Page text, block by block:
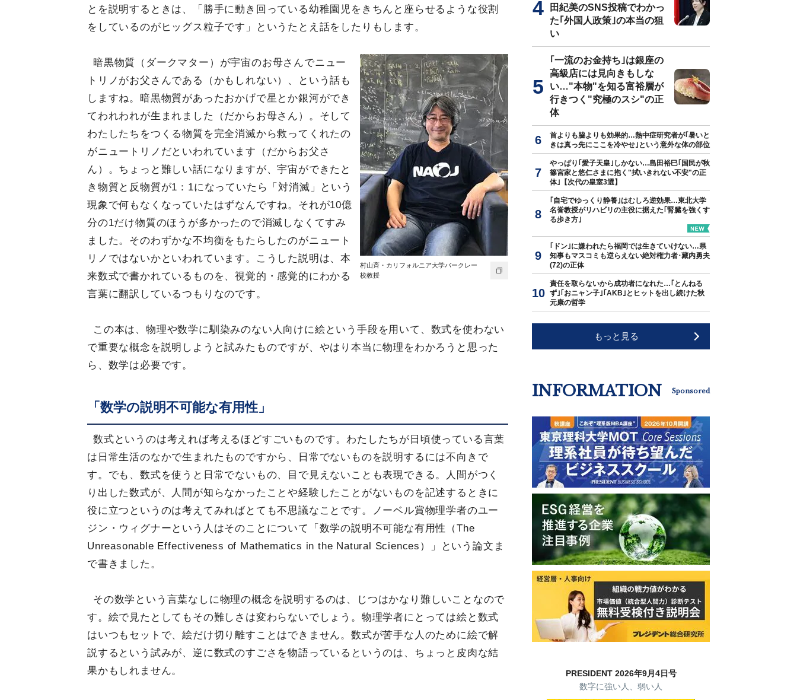
とを説明するときは、「勝手に動き回っている幼稚園児をきちんと座らせるような役割
をしているのがヒッグス粒子です」というたとえ話をしたりもします。
村山斉・カリフォルニア大学バークレー
校教授
暗黒物質（ダークマター）が宇宙のお母さんでニュー
トリノがお父さんである（かもしれない）、という話も
しますね。暗黒物質があったおかげで星とか銀河ができ
てわれわれが生まれました（だからお母さん）。そして
わたしたちをつくる物質を完全消滅から救ってくれたの
がニュートリノだといわれています（だからお父さ
ん）。ちょっと難しい話になりますが、宇宙ができたと
き物質と反物質が1：1になっていたら「対消滅」という
現象で何もなくなっていたはずなんですね。それが10億
分の1だけ物質のほうが多かったので消滅しなくてすみ
ました。そのわずかな不均衡をもたらしたのがニュート
リノではないかといわれています。こうした説明は、本
来数式で書かれているものを、視覚的・感覚的にわかる
言葉に翻訳しているつもりなのです。
この本は、物理や数学に馴染みのない人向けに絵という手段を用いて、数式を使わない
で重要な概念を説明しようと試みたものですが、やはり本当に物理をわかろうと思った
ら、数学は必要です。
「数学の説明不可能な有用性」
数式というのは考えれば考えるほどすごいものです。わたしたちが日頃使っている言葉
は日常生活のなかで生まれたものですから、日常でないものを説明するには不向きで
す。でも、数式を使うと日常でないもの、目で見えないことも表現できる。人間がつく
り出した数式が、人間が知らなかったことや経験したことがないものを記述するときに
役に立つというのは考えてみればとても不思議なことです。ノーベル賞物理学者のユー
ジン・ウィグナーという人はそのことについて「数学の説明不可能な有用性（The
Unreasonable Effectiveness of Mathematics in the Natural Sciences）」という論文ま
で書きました。
その数学という言葉なしに物理の概念を説明するのは、じつはかなり難しいことなので
す。絵で見たとしてもその難しさは変わらないでしょう。物理学者にとっては絵と数式
はいつもセットで、絵だけ切り離すことはできません。数式が苦手な人のために絵で解
説するという試みが、逆に数式のすごさを物語っているというのは、ちょっと皮肉な結
果かもしれません。
田紀美のSNS投稿でわかっ
た｢外国人政策｣の本当の狙
い
｢一流のお金持ち｣は銀座の
高級店には見向きもしな
い…"本物"を知る富裕層が
行きつく"究極のスシ"の正
体
首よりも脇よりも効果的…熱中症研究者が｢暑いと
きは真っ先にここを冷やせ｣という意外な体の部位
やっぱり｢愛子天皇｣しかない…島田裕巳｢国民が秋
篠宮家と悠仁さまに抱く"拭いきれない不安"の正
体｣【次代の皇室3選】
｢自宅でゆっくり静養｣はむしろ逆効果…東北大学
名誉教授がリハビリの主役に据えた｢腎臓を強くす
る歩き方｣
｢ドン｣に嫌われたら福岡では生きていけない…県
知事もマスコミも逆らえない絶対権力者･藏内勇夫
(72)の正体
責任を取らないから成功者になれた…｢とんねる
ず｣｢おニャン子｣｢AKB｣とヒットを出し続けた秋
元康の哲学
もっと見る
INFORMATION Sponsored
PRESIDENT 2026年9月4日号
数字に強い人、弱い人